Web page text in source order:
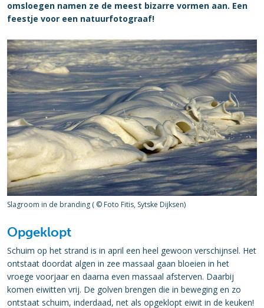
omsloegen namen ze de meest bizarre vormen aan. Een
feestje voor een natuurfotograaf!
Slagroom in de branding ( © Foto Fitis, Sytske Dijksen)
Opgeklopt
Schuim op het strand is in april een heel gewoon verschijnsel. Het
ontstaat doordat algen in zee massaal gaan bloeien in het
vroege voorjaar en daarna even massaal afsterven. Daarbij
komen eiwitten vrij. De golven brengen die in beweging en zo
ontstaat schuim, inderdaad, net als opgeklopt eiwit in de keuken!